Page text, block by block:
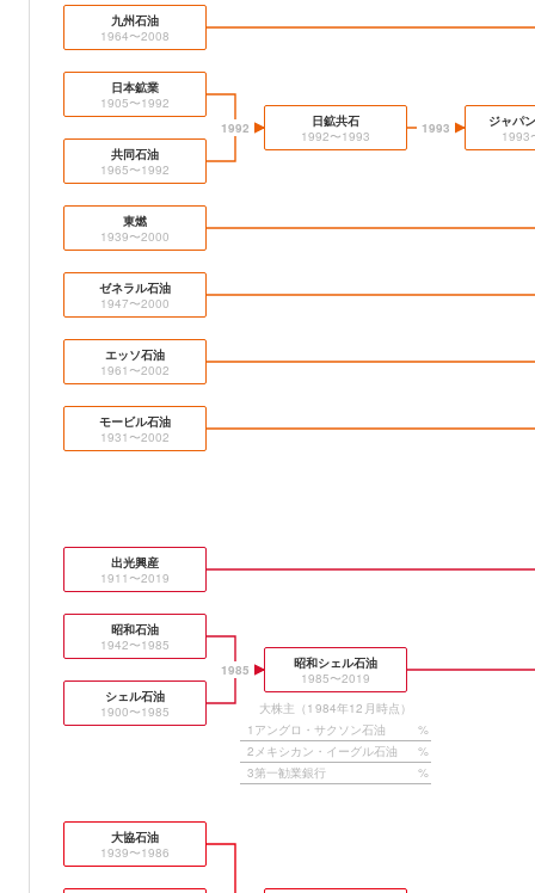
1992 1993
1985
九州石油
1964〜2008
日本鉱業
1905〜1992
共同石油
1965〜1992
日鉱共石
1992〜1993
ジャパ
1993
東燃
1939〜2000
ゼネラル石油
1947〜2000
エッソ石油
1961〜2002
モービル石油
1931〜2002
出光興産
1911〜2019
昭和石油
1942〜1985
シェル石油
1900〜1985
昭和シェル石油
1985〜2019
大株主（1984年12月時点）
1 アングロ・サクソン石油
%
2 メキシカン・イーグル石油
%
3第一勧業銀行 %
大協石油
1939〜1986